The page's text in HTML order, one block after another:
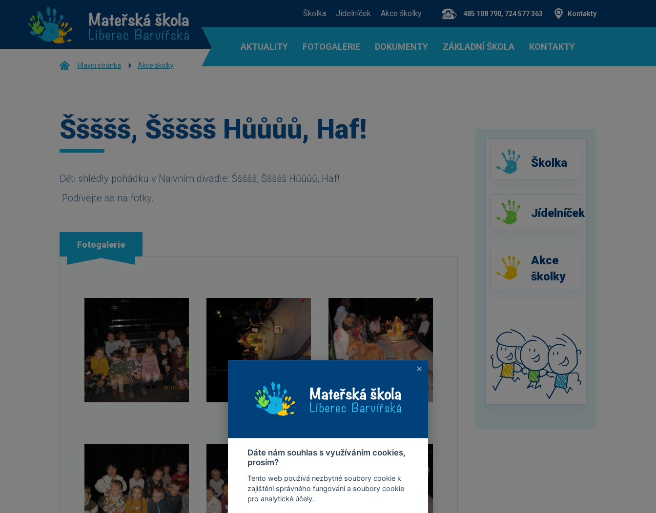
Školka Jídelníček Akce školky 485 108 790, 724 577 363 Kontakty
AKTUALITY FOTOGALERIE DOKUMENTY ZÁKLADNÍ ŠKOLA KONTAKTY
Hlavní stránka Akce školky
Ššššš, Ššššš Hůůůů, Haf!
Děti shlédly pohádku v Naivním divadle: Ššššš, Ššššš Hůůůů, Haf!
Podívejte se na fotky.
Fotogalerie
Školka
Jídelníček
Akce
školky
Dáte nám souhlas s využíváním cookies,
prosím?
Tento web používá nezbytné soubory cookie k
zajištění správného fungování a soubory cookie
pro analytické účely.